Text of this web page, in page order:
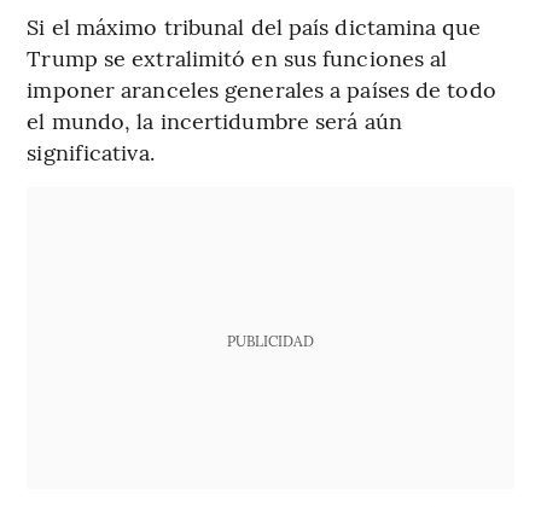
Si el máximo tribunal del país dictamina que
Trump se extralimitó en sus funciones al
imponer aranceles generales a países de todo
el mundo, la incertidumbre será aún
significativa.
PUBLICIDAD